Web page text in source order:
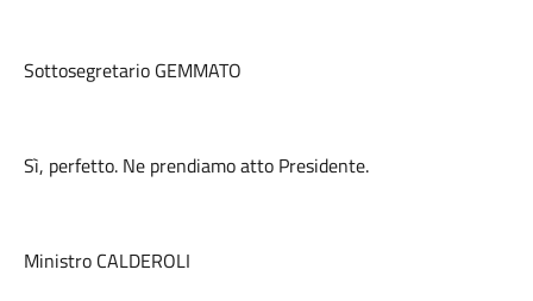
Sottosegretario GEMMATO
Sì, perfetto. Ne prendiamo atto Presidente.
Ministro CALDEROLI